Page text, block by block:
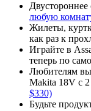
Двустороннее
любую
Жилеты,
как раз к
Играйте в
теперь по
Любителям
Makita 18V с
$330)
Будьте